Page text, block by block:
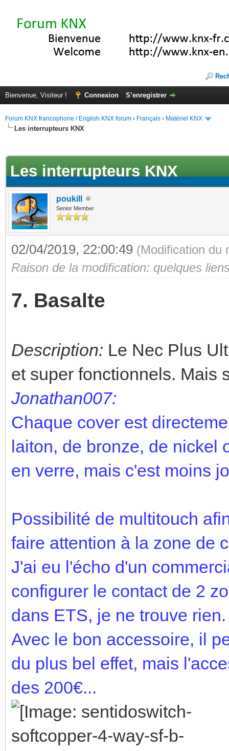
Bienvenue, Visiteur ! Connexion S’enregistrer
Forum KNX francophone / English KNX forum › Français › Matériel KNX
Les interrupteurs KNX
Les interrupteurs KNX
poukill
Senior Member
02/04/2019, 22:00:49 (Modification du
Raison de la modification: quelques
7. Basalte
Description: Le Nec Plus
et super fonctionnels. Mais
Jonathan007:
Chaque cover est
laiton, de bronze, de nickel
en verre, mais c'est moins
Possibilité de multitouch
faire attention à la zone de
J'ai eu l'écho d'un
configurer le contact de 2
dans ETS, je ne trouve rien.
Avec le bon accessoire, il
du plus bel effet, mais
des 200€...